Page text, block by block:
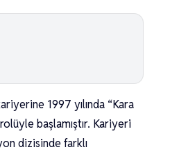
1997 yılında “Kara
başlamıştır. Kariyeri
dizisinde farklı